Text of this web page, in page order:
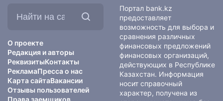
О проекте
Редакция и авторы
РеквизитыКонтакты
РекламаПресса о нас
Карта сайтаВакансии
Отзывы пользователей
Портал bank.kz
предоставляет
возможность для выбора и
сравнения различных
финансовых предложений
финансовых организаций,
действующих в Республике
Казахстан. Информация
носит справочный
характер, получена из